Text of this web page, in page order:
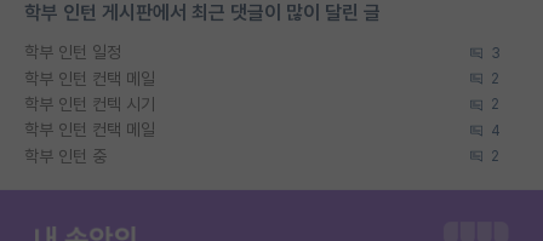
학부 인턴 게시판에서 최근 댓글이 많이 달린 글
학부 인턴 일정 3
학부 인턴 컨택 메일 2
학부 인턴 컨텍 시기 2
학부 인턴 컨택 메일 4
학부 인턴 중 2